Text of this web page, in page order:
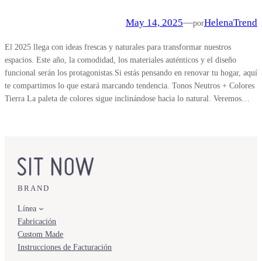
May 14, 2025—porHelenaTrend
El 2025 llega con ideas frescas y naturales para transformar nuestros
espacios. Este año, la comodidad, los materiales auténticos y el diseño
funcional serán los protagonistas.Si estás pensando en renovar tu hogar, aquí
te compartimos lo que estará marcando tendencia. Tonos Neutros + Colores
Tierra La paleta de colores sigue inclinándose hacia lo natural. Veremos…
BRAND
Línea
Fabricación
Custom Made
Instrucciones de Facturación